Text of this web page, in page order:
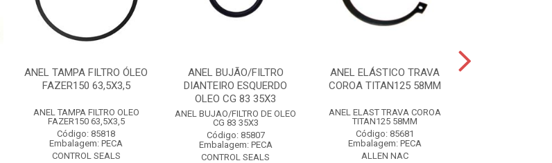
ANEL TAMPA FILTRO ÓLEO
FAZER150 63,5X3,5
ANEL TAMPA FILTRO OLEO
FAZER150 63,5X3,5
Código: 85818
Embalagem: PECA
CONTROL SEALS
ANEL BUJÃO/FILTRO
DIANTEIRO ESQUERDO
OLEO CG 83 35X3
ANEL BUJAO/FILTRO DE OLEO
CG 83 35X3
Código: 85807
Embalagem: PECA
CONTROL SEALS
ANEL ELÁSTICO TRAVA
COROA TITAN125 58MM
ANEL ELAST TRAVA COROA
TITAN125 58MM
Código: 85681
Embalagem: PECA
ALLEN NAC